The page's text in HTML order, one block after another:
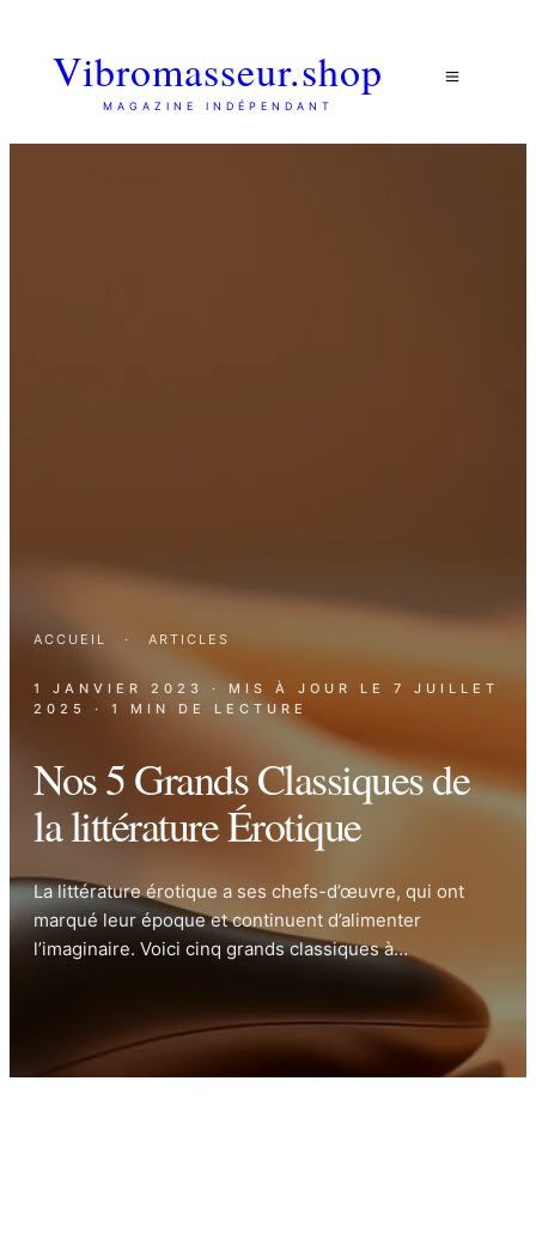
Vibromasseur.shop
MAGAZINE INDÉPENDANT
ACCUEIL · ARTICLES
1 JANVIER 2023 · MIS À JOUR LE 7 JUILLET
2025
· 1 MIN DE LECTURE
Nos 5 Grands Classiques de
la littérature Érotique
La littérature érotique a ses chefs-d’œuvre, qui ont
marqué leur époque et continuent d’alimenter
l’imaginaire. Voici cinq grands classiques à…